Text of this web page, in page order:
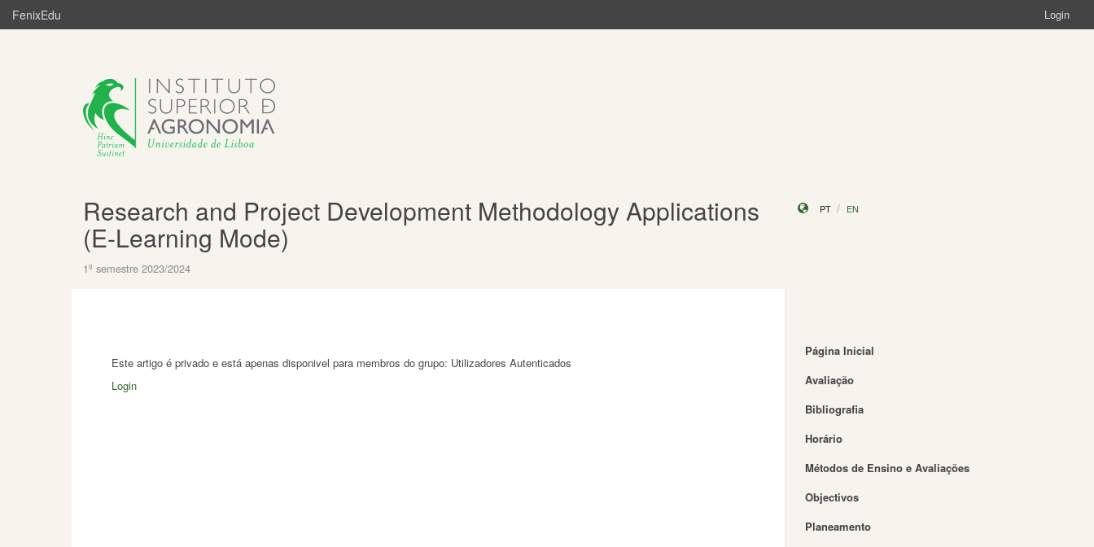
FenixEdu Login
Research and Project Development Methodology Applications
(E-Learning Mode)
1º semestre 2023/2024
PT EN
Este artigo é privado e está apenas disponivel para membros do grupo: Utilizadores Autenticados
Login
Página Inicial
Avaliação
Bibliografia
Horário
Métodos de Ensino e Avaliações
Objectivos
Planeamento